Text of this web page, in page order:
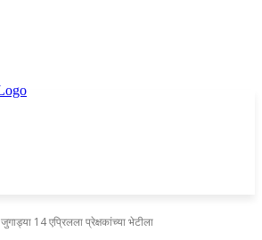
जुगाड्या 14 एप्रिलला प्रेक्षकांच्या भेटीला